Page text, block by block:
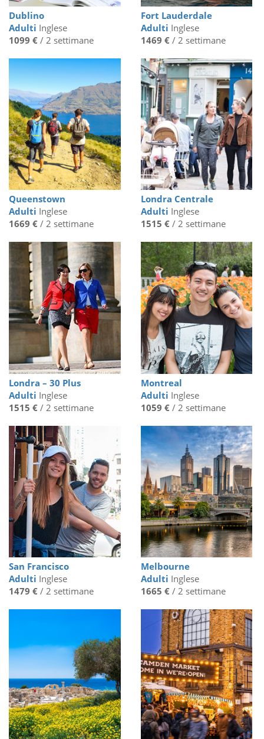
Dublino
Adulti Inglese
1099 € / 2 settimane
Fort Lauderdale
Adulti Inglese
1469 €/ 2 settimane
Queenstown
Adulti Inglese
1669 € / 2 settimane
Londra Centrale
Adulti Inglese
1515 €/ 2 settimane
Londra – 30 Plus
Adulti Inglese
1515 € / 2 settimane
Montreal
Adulti Inglese
1059 €/ 2 settimane
San Francisco
Adulti Inglese
1479 € / 2 settimane
Melbourne
Adulti Inglese
1665 €/ 2 settimane